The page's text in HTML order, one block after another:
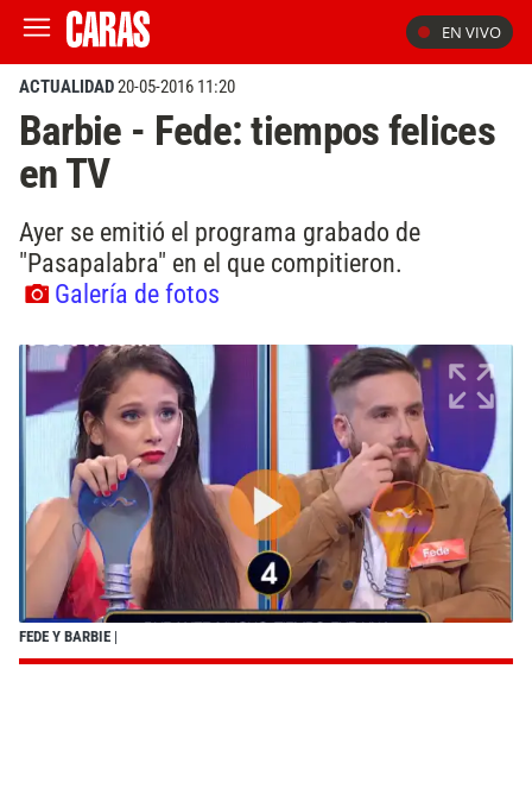
EN VIVO
ACTUALIDAD20-05-2016 11:20
Barbie - Fede: tiempos felices
en TV
Ayer se emitió el programa grabado de
"Pasapalabra" en el que compitieron.
Galería de fotos
FEDE Y BARBIE |